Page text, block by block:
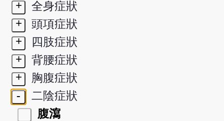
+
全身症狀
+
頭項症狀
+
四肢症狀
+
背腰症狀
+
胸腹症狀
-
二陰症狀
腹瀉